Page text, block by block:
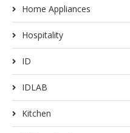
Home Appliances
Hospitality
ID
IDLAB
Kitchen